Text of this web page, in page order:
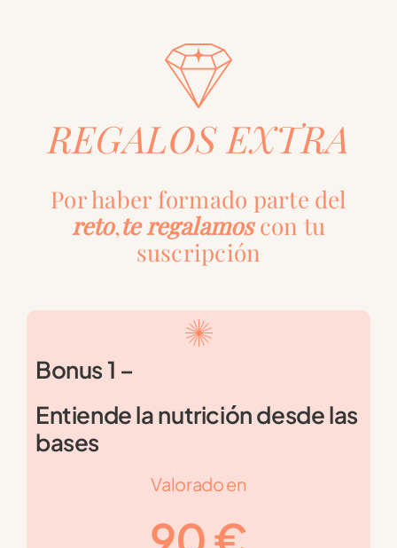
REGALOS EXTRA
Por haber formado parte del
reto,te regalamoscon tu
suscripción
Bonus 1 –
Entiende la nutrición desde las
bases
Valorado en